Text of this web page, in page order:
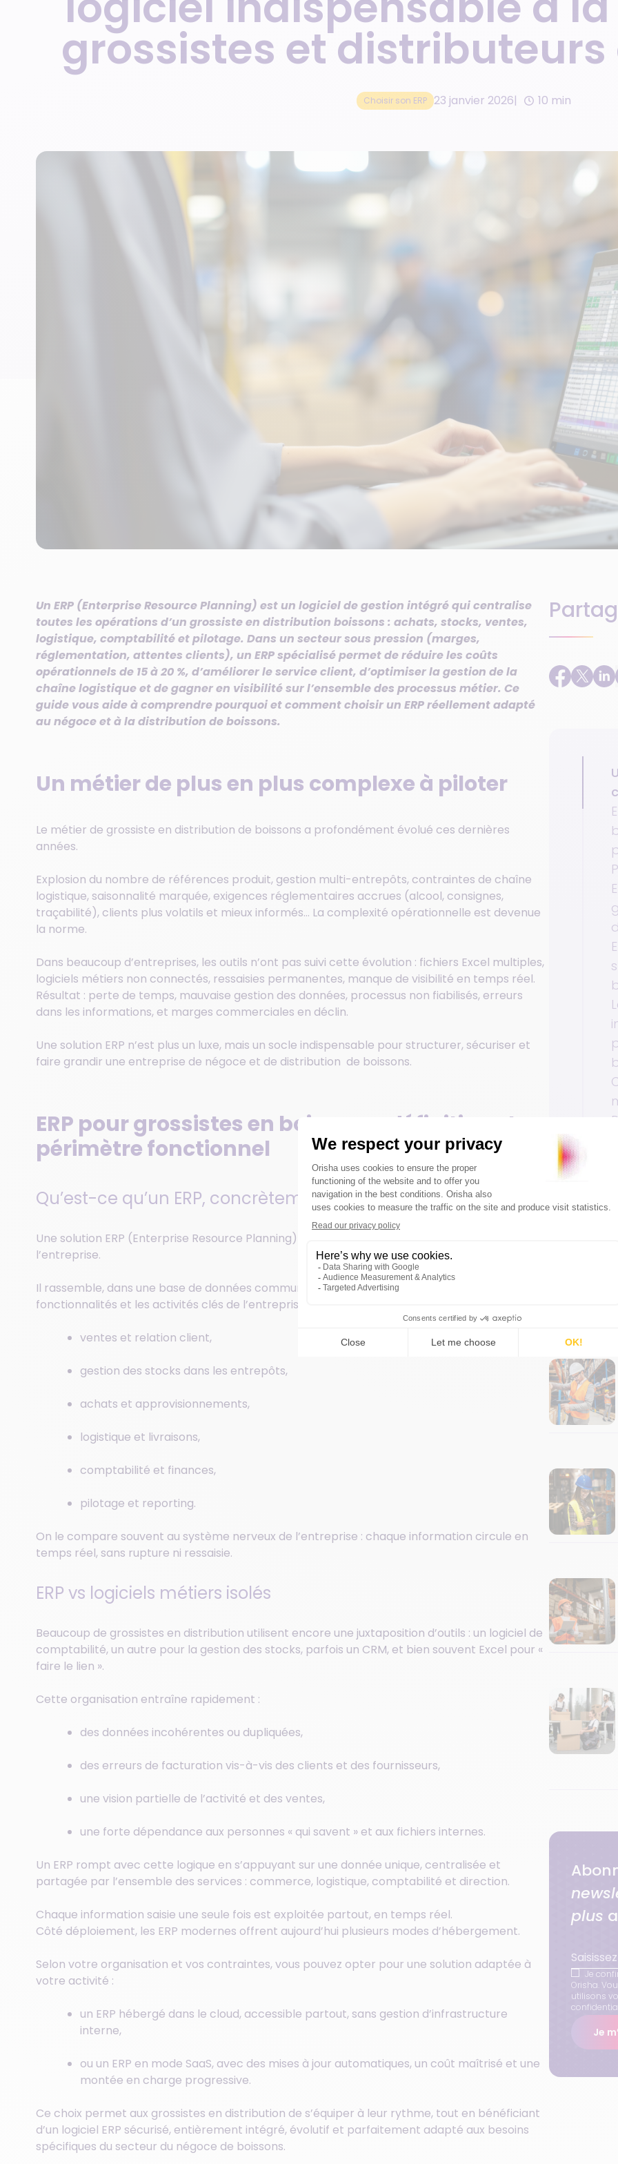
Commerce omnicanal
Cocktail
grossistes et distributeurs
Choisir son ERP 23 janvier 2026 10 min
Un ERP (Enterprise Resource Planning) est un logiciel de gestion intégré qui centralise
toutes les opérations d’un grossiste en distribution boissons : achats, stocks, ventes,
logistique, comptabilité et pilotage. Dans un secteur sous pression (marges,
réglementation, attentes clients), un ERP spécialisé permet de réduire les coûts
opérationnels de 15 à 20 %, d’améliorer le service client, d’optimiser la gestion de la
chaîne logistique et de gagner en visibilité sur l’ensemble des processus métier. Ce
guide vous aide à comprendre pourquoi et comment choisir un ERP réellement adapté
au négoce et à la distribution de boissons.
Un métier de plus en plus complexe à piloter
Le métier de grossiste en distribution de boissons a profondément évolué ces dernières
années.
Explosion du nombre de références produit, gestion multi-entrepôts, contraintes de chaîne
logistique, saisonnalité marquée, exigences réglementaires accrues (alcool, consignes,
traçabilité), clients plus volatils et mieux informés… La complexité opérationnelle est devenue
la norme.
Dans beaucoup d’entreprises, les outils n’ont pas suivi cette évolution : fichiers Excel multiples,
logiciels métiers non connectés, ressaisies permanentes, manque de visibilité en temps réel.
Résultat : perte de temps, mauvaise gestion des données, processus non fiabilisés, erreurs
dans les informations, et marges commerciales en déclin.
Une solution ERP n’est plus un luxe, mais un socle indispensable pour structurer, sécuriser et
faire grandir une entreprise de négoce et de distribution de boissons.
ERP pour grossistes en boissons : définition et
périmètre fonctionnel
Qu’est-ce qu’un ERP, concrètement ?
Une solution ERP (Enterprise Resource Planning) est le système central de gestion de
l’entreprise.
Il rassemble, dans une base de données commune et centralisée, tous les processus, les
fonctionnalités et les activités clés de l’entreprise :
ventes et relation client,
gestion des stocks dans les entrepôts,
achats et approvisionnements,
logistique et livraisons,
comptabilité et finances,
pilotage et reporting.
On le compare souvent au système nerveux de l’entreprise : chaque information circule en
temps réel, sans rupture ni ressaisie.
ERP vs logiciels métiers isolés
Beaucoup de grossistes en distribution utilisent encore une juxtaposition d’outils : un logiciel de
comptabilité, un autre pour la gestion des stocks, parfois un CRM, et bien souvent Excel pour «
faire le lien ».
Cette organisation entraîne rapidement :
des données incohérentes ou dupliquées,
des erreurs de facturation vis-à-vis des clients et des fournisseurs,
une vision partielle de l’activité et des ventes,
une forte dépendance aux personnes « qui savent » et aux fichiers internes.
Un ERP rompt avec cette logique en s’appuyant sur une donnée unique, centralisée et
partagée par l’ensemble des services : commerce, logistique, comptabilité et direction.
Chaque information saisie une seule fois est exploitée partout, en temps réel.
Côté déploiement, les ERP modernes offrent aujourd’hui plusieurs modes d’hébergement.
Selon votre organisation et vos contraintes, vous pouvez opter pour une solution adaptée à
votre activité :
un ERP hébergé dans le cloud, accessible partout, sans gestion d’infrastructure
interne,
ou un ERP en mode SaaS, avec des mises à jour automatiques, un coût maîtrisé et une
montée en charge progressive.
Ce choix permet aux grossistes en distribution de s’équiper à leur rythme, tout en bénéficiant
d’un logiciel ERP sécurisé, entièrement intégré, évolutif et parfaitement adapté aux besoins
spécifiques du secteur du négoce de boissons.
plus
Je
Orisha.
utilisons
Je